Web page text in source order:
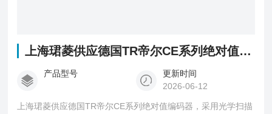
上海珺菱供应德国TR帝尔CE系列绝对值编码器
产品型号
更新时间
2026-06-12
上海珺菱供应德国TR帝尔CE系列绝对值编码器，采用光学扫描